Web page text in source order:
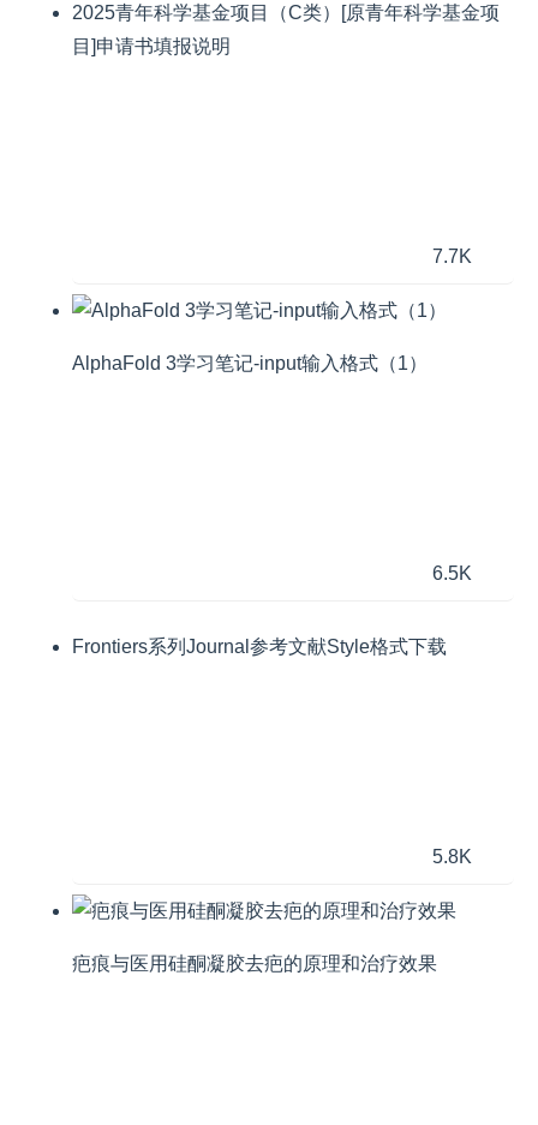
2025青年科学基金项目（C类）[原青年科学基金项
目]申请书填报说明
7.7K
AlphaFold 3学习笔记-input输入格式（1）
6.5K
Frontiers系列Journal参考文献Style格式下载
5.8K
疤痕与医用硅酮凝胶去疤的原理和治疗效果